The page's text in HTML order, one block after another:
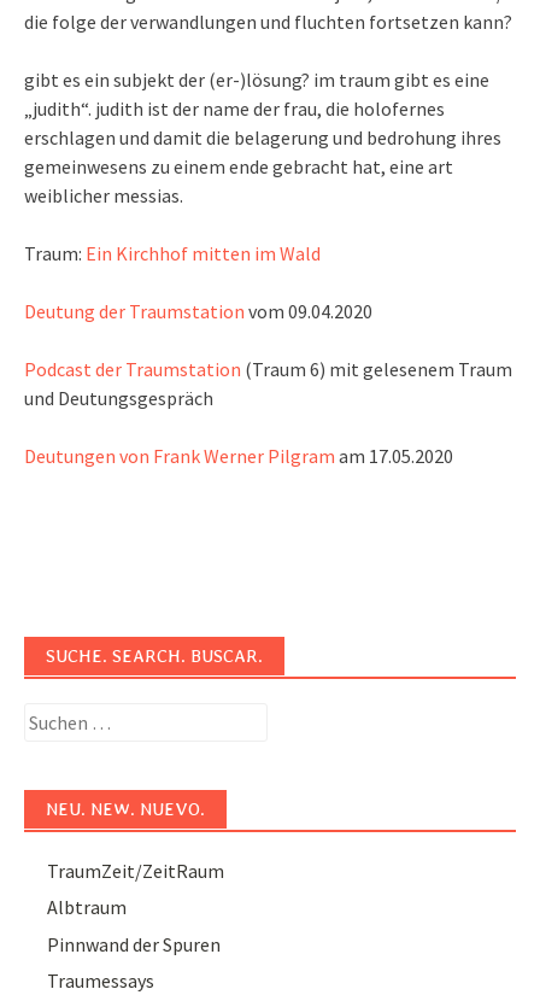
die folge der verwandlungen und fluchten fortsetzen kann?
gibt es ein subjekt der (er-)lösung? im traum gibt es eine
„judith“. judith ist der name der frau, die holofernes
erschlagen und damit die belagerung und bedrohung ihres
gemeinwesens zu einem ende gebracht hat, eine art
weiblicher messias.
Traum: Ein Kirchhof mitten im Wald
Deutung der Traumstation vom 09.04.2020
Podcast der Traumstation (Traum 6) mit gelesenem Traum
und Deutungsgespräch
Deutungen von Frank Werner Pilgram am 17.05.2020
SUCHE. SEARCH. BUSCAR.
Suchen
NEU. NEW. NUEVO.
TraumZeit/ZeitRaum
Albtraum
Pinnwand der Spuren
Traumessays